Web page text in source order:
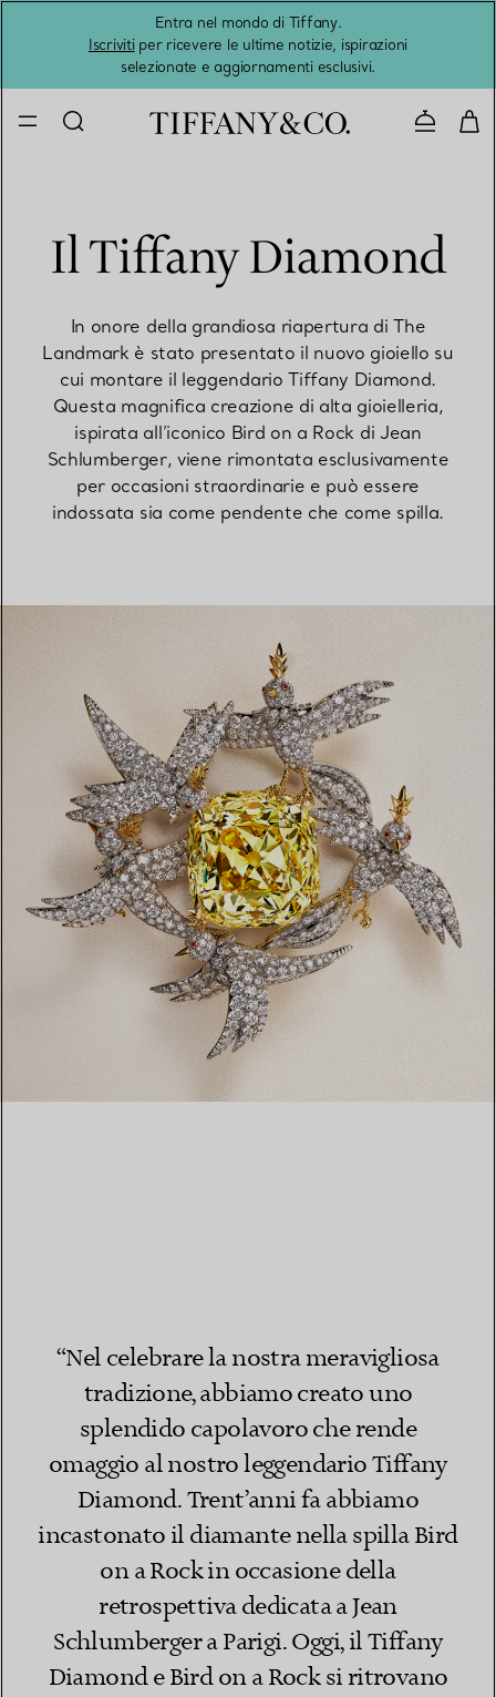
Entra nel mondo di Tiffany.
Iscrivitiper ricevere le ultime notizie, ispirazioni
selezionate e aggiornamenti esclusivi.
Il Tiffany Diamond
In onore della grandiosa riapertura di The
Landmark è stato presentato il nuovo gioiello su
cui montare il leggendario Tiffany Diamond.
Questa magnifica creazione di alta gioielleria,
ispirata all’iconico Bird on a Rock di Jean
Schlumberger, viene rimontata esclusivamente
per occasioni straordinarie e può essere
indossata sia come pendente che come spilla.
“Nel celebrare la nostra meravigliosa
tradizione, abbiamo creato uno
splendido capolavoro che rende
omaggio al nostro leggendario Tiffany
Diamond. Trent’anni fa abbiamo
incastonato il diamante nella spilla Bird
on a Rock in occasione della
retrospettiva dedicata a Jean
Schlumberger a Parigi. Oggi, il Tiffany
Diamond e Bird on a Rock si ritrovano